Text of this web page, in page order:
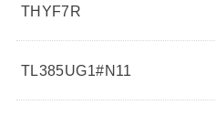
THYF7R
TL385UG1#N11